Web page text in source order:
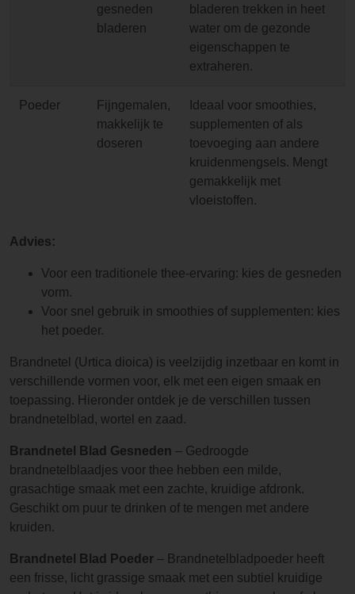
gesneden
bladeren
bladeren trekken in heet
water om de gezonde
eigenschappen te
extraheren.
Poeder
Fijngemalen,
makkelijk te
doseren
Ideaal voor smoothies,
supplementen of als
toevoeging aan andere
kruidenmengsels. Mengt
gemakkelijk met
vloeistoffen.
Advies:
Voor een traditionele thee-ervaring: kies de gesneden
vorm.
Voor snel gebruik in smoothies of supplementen: kies
het poeder.
Brandnetel (Urtica dioica) is veelzijdig inzetbaar en komt in
verschillende vormen voor, elk met een eigen smaak en
toepassing. Hieronder ontdek je de verschillen tussen
brandnetelblad, wortel en zaad.
Brandnetel Blad Gesneden – Gedroogde
brandnetelblaadjes voor thee hebben een milde,
grasachtige smaak met een zachte, kruidige afdronk.
Geschikt om puur te drinken of te mengen met andere
kruiden.
Brandnetel Blad Poeder – Brandnetelbladpoeder heeft
een frisse, licht grassige smaak met een subtiel kruidige